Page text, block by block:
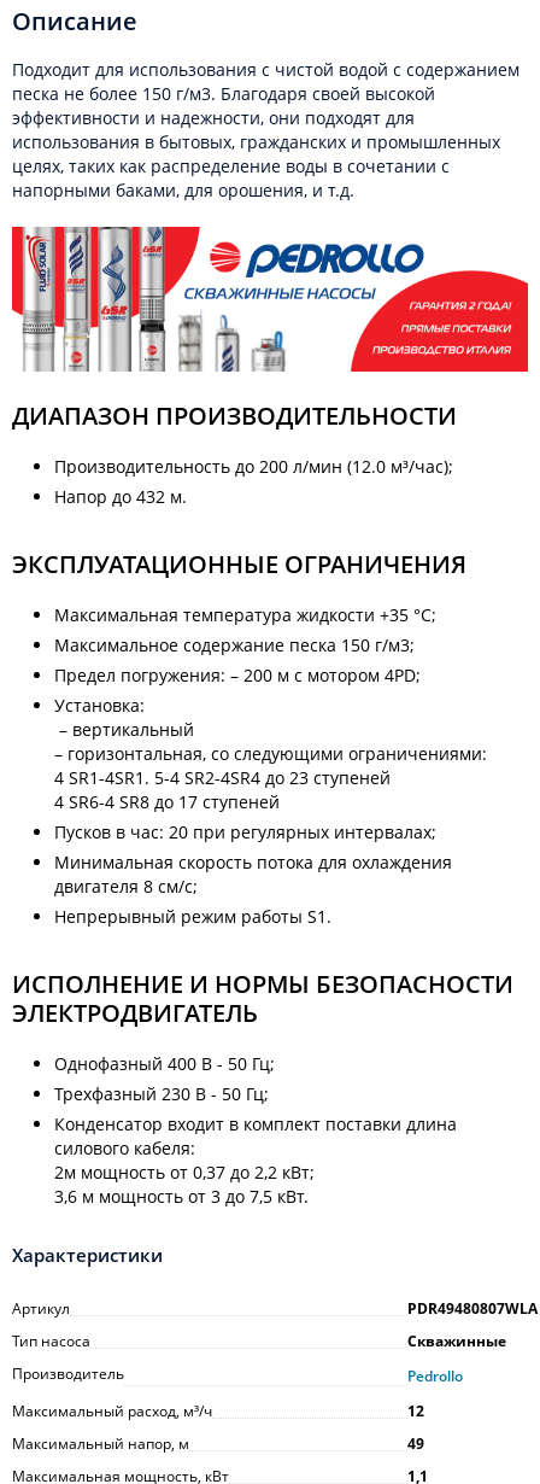
Описание
Подходит для использования с чистой водой с содержанием
песка не более 150 г/м3. Благодаря своей высокой
эффективности и надежности, они подходят для
использования в бытовых, гражданских и промышленных
целях, таких как распределение воды в сочетании с
напорными баками, для орошения, и т.д.
ДИАПАЗОН ПРОИЗВОДИТЕЛЬНОСТИ
Производительность до 200 л/мин (12.0 м³/час);
Напор до 432 м.
ЭКСПЛУАТАЦИОННЫЕ ОГРАНИЧЕНИЯ
Максимальная температура жидкости +35 °C;
Максимальное содержание песка 150 г/м3;
Предел погружения: – 200 м с мотором 4PD;
Установка:
– вертикальный
– горизонтальная, со следующими ограничениями:
4 SR1-4SR1. 5-4 SR2-4SR4 до 23 ступеней
4 SR6-4 SR8 до 17 ступеней
Пусков в час: 20 при регулярных интервалах;
Минимальная скорость потока для охлаждения
двигателя 8 см/с;
Непрерывный режим работы S1.
ИСПОЛНЕНИЕ И НОРМЫ БЕЗОПАСНОСТИ
ЭЛЕКТРОДВИГАТЕЛЬ
Однофазный 400 В - 50 Гц;
Трехфазный 230 В - 50 Гц;
Конденсатор входит в комплект поставки длина
силового кабеля:
2м мощность от 0,37 до 2,2 кВт;
3,6 м мощность от 3 до 7,5 кВт.
Характеристики
Артикул
PDR49480807WLA
Тип насоса
Скважинные
Производитель
Pedrollo
Максимальный расход, м³/ч
12
Максимальный напор, м
49
Максимальная мощность, кВт
1,1